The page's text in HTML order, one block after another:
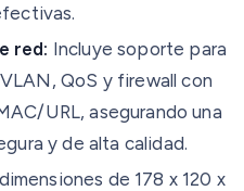
red: Incluye soporte para
QoS y firewall con
URL, asegurando una
y de alta calidad.
de 178 x 120 x